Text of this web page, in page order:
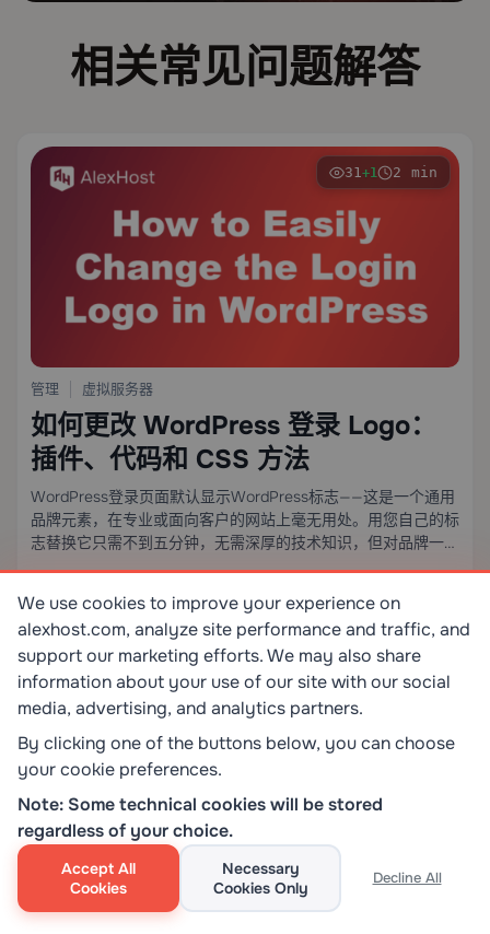
相关常见问题解答
31+1 2 min
管理 虚拟服务器
如何更改 WordPress 登录 Logo：
插件、代码和 CSS 方法
WordPress登录页面默认显示WordPress标志——这是一个通用
品牌元素，在专业或面向客户的网站上毫无用处。用您自己的标
志替换它只需不到五分钟，无需深厚的技术知识，但对品牌一致
性的影响是立竿见影的。本指南介绍三种可用于生产环境的方
自定义CSS插件——每种方法都提供了您第一次正确实施所需的
确切代码、文件路径和边缘情况。
阅读更多 0 0 23.10.2024
33
Linux 安全 管理
We use cookies to improve your experience on
alexhost.com, analyze site performance and traffic, and
support our marketing efforts. We may also share
information about your use of our site with our social
media, advertising, and analytics partners.
By clicking one of the buttons below, you can choose
your cookie preferences.
Note: Some technical cookies will be stored
regardless of your choice.
Accept All
Cookies
Necessary
Cookies Only
Decline All